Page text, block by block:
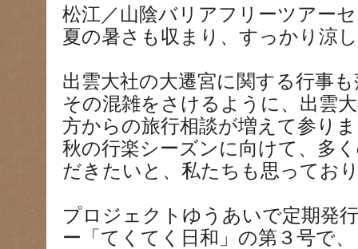
松江／山陰バリアフリーツアー
夏の暑さも収まり、すっかり涼
出雲大社の大遷宮に関する行事
その混雑をさけるように、出雲
方からの旅行相談が増えて参り
秋の行楽シーズンに向けて、多
だきたいと、私たちも思ってお
プロジェクトゆうあいで定期発
ー「てくてく日和」の第３号で、